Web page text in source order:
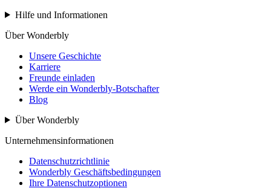
Hilfe und Informationen
Über Wonderbly
Unsere Geschichte
Karriere
Freunde einladen
Werde ein Wonderbly-Botschafter
Blog
Über Wonderbly
Unternehmensinformationen
Datenschutzrichtlinie
Wonderbly Geschäftsbedingungen
Ihre Datenschutzoptionen